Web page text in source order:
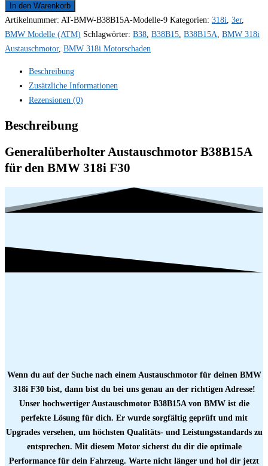
In den Warenkorb
Artikelnummer: AT-BMW-B38B15A-Modelle-9 Kategorien: 318i 3er,
BMW Modelle (ATM) Schlagwörter: B38 B38B15 B38B15A BMW 318i
Austauschmotor, BMW 318i Motorschaden
Beschreibung
Zusätzliche Informationen
Rezensionen (0)
Beschreibung
Generalüberholter Austauschmotor B38B15A
für den BMW 318i F30
Wenn du auf der Suche nach einem Austauschmotor für deinen BMW
318i F30 bist, dann bist du bei uns genau an der richtigen Adresse!
Unser hochwertiger Austauschmotor B38B15A von BMW ist die
perfekte Lösung für dich. Er wurde sorgfältig geprüft und mit
Upgrades versehen, um höchsten Qualitäts- und Leistungsstandards zu
entsprechen. Mit diesem Motor sicherst du dir die optimale
Performance für dein Fahrzeug. Warte nicht länger und hol dir jetzt